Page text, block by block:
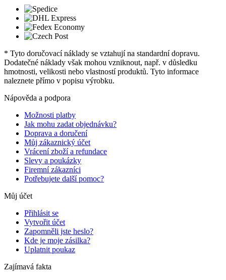
* Tyto doručovací náklady se vztahují na standardní dopravu.
Dodatečné náklady však mohou vzniknout, např. v důsledku
hmotnosti, velikosti nebo vlastností produktů. Tyto informace
naleznete přímo v popisu výrobku.
Nápověda a podpora
Možnosti platby
Jak mohu zadat objednávku?
Doprava a doručení
Můj zákaznický účet
Vrácení zboží a refundace
Slevy a poukázky
Firemní zákazníci
Potřebujete další pomoc?
Můj účet
Přihlásit se
Vytvořit účet
Zapomněli jste heslo?
Kde je moje zásilka?
Uplatnit poukaz
Zajímavá fakta